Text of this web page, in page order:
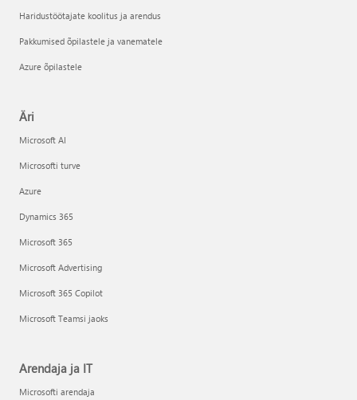
Haridustöötajate koolitus ja arendus
Pakkumised õpilastele ja vanematele
Azure õpilastele
Äri
Microsoft AI
Microsofti turve
Azure
Dynamics 365
Microsoft 365
Microsoft Advertising
Microsoft 365 Copilot
Microsoft Teamsi jaoks
Arendaja ja IT
Microsofti arendaja